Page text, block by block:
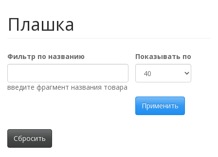
Плашка
Фильтр по названию
введите фрагмент названия товара
Показывать по
Применить
Сбросить